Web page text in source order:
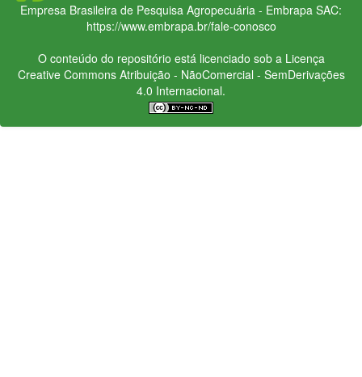
Empresa Brasileira de Pesquisa Agropecuária - Embrapa SAC:
https://www.embrapa.br/fale-conosco
O conteúdo do repositório está licenciado sob a Licença
Creative CommonsAtribuição - NãoComercial - SemDerivações
4.0 Internacional.